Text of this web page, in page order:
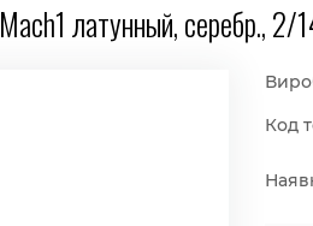
латунный, серебр., 2/
Код